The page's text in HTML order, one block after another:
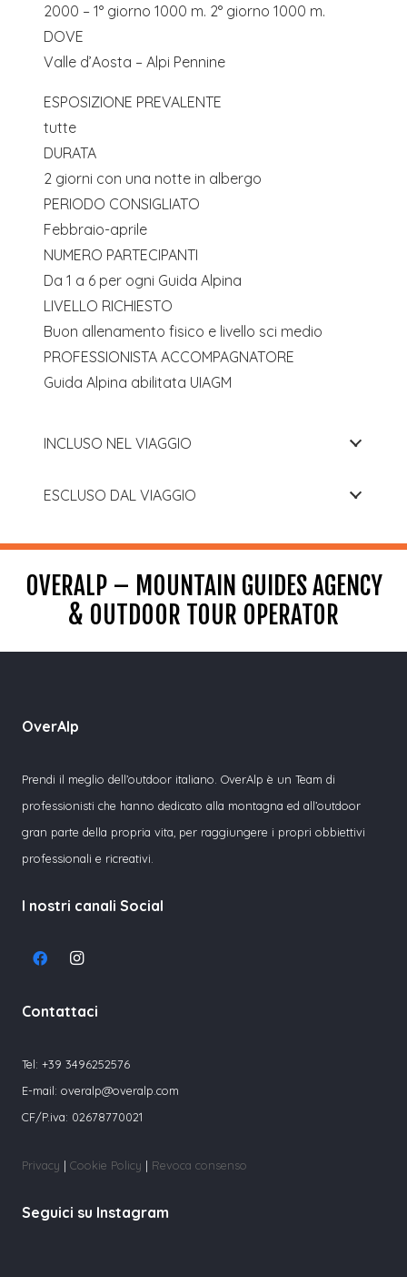
2000 – 1° giorno 1000 m. 2° giorno 1000 m.
DOVE
Valle d’Aosta – Alpi Pennine
ESPOSIZIONE PREVALENTE
tutte
DURATA
2 giorni con una notte in albergo
PERIODO CONSIGLIATO
Febbraio-aprile
NUMERO PARTECIPANTI
Da 1 a 6 per ogni Guida Alpina
LIVELLO RICHIESTO
Buon allenamento fisico e livello sci medio
PROFESSIONISTA ACCOMPAGNATORE
Guida Alpina abilitata UIAGM
INCLUSO NEL VIAGGIO
ESCLUSO DAL VIAGGIO
OVERALP – MOUNTAIN GUIDES AGENCY
& OUTDOOR TOUR OPERATOR
OverAlp
Prendi il meglio dell’outdoor italiano. OverAlp è un Team di
professionisti che hanno dedicato alla montagna ed all’outdoor
gran parte della propria vita, per raggiungere i propri obbiettivi
professionali e ricreativi.
I nostri canali Social
Contattaci
Tel: +39 3496252576
E-mail: overalp@overalp.com
CF/P.iva: 02678770021
Privacy | Cookie Policy | Revoca consenso
Seguici su Instagram